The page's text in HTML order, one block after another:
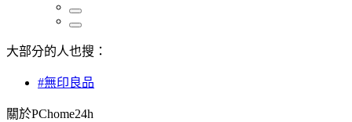
大部分的人也搜：
#無印良品
關於PChome24h